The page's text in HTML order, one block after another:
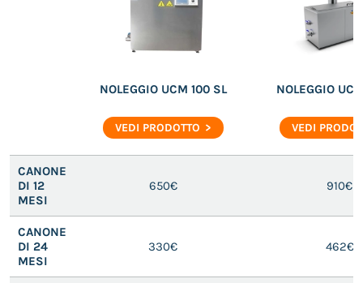
NOLEGGIO UCM 100 SL
VEDI PRODOTTO
NOLEGGIO
VEDI
CANONE
DI 12
MESI
650€ 910€
CANONE
DI 24
MESI
330€ 462€